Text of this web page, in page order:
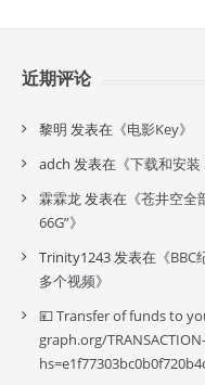
近期评论
黎明 发表在《电影Key》
adch 发表在《下载和安装
霖霖龙发表在《苍井空全
66G”》
Trinity1243发表在《BBC
多个视频》
💴 Transfer of funds to
graph.org/